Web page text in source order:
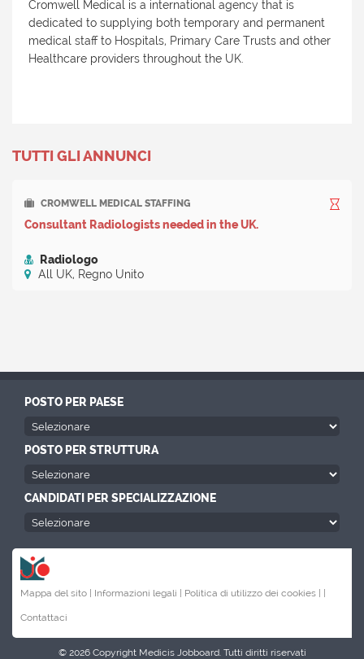
Cromwell Medical is a international agency that is
dedicated to supplying both temporary and permanent
medical staff to Hospitals, Primary Care Trusts and other
Healthcare providers throughout the UK.
TUTTI GLI ANNUNCI
CROMWELL MEDICAL STAFFING
Consultant Radiologists needed in the UK.
Radiologo
All UK, Regno Unito
POSTO PER PAESE
POSTO PER STRUTTURA
CANDIDATI PER SPECIALIZZAZIONE
Mappa del sito | Informazioni legali | Politica di utilizzo dei cookies |
Contattaci
© 2026 Copyright Medicis Jobboard. Tutti diritti riservati